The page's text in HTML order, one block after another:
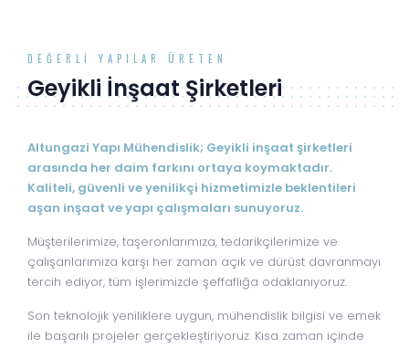
DEĞERLI YAPILAR ÜRETEN
Geyikli İnşaat Şirketleri
Altungazi Yapı Mühendislik; Geyikli inşaat şirketleri
arasında her daim farkını ortaya koymaktadır.
Kaliteli, güvenli ve yenilikçi hizmetimizle beklentileri
aşan inşaat ve yapı çalışmaları sunuyoruz.
Müşterilerimize, taşeronlarımıza, tedarikçilerimize ve
çalışanlarımıza karşı her zaman açık ve dürüst davranmayı
tercih ediyor, tüm işlerimizde şeffaflığa odaklanıyoruz.
Son teknolojik yeniliklere uygun, mühendislik bilgisi ve emek
ile başarılı projeler gerçekleştiriyoruz. Kısa zaman içinde